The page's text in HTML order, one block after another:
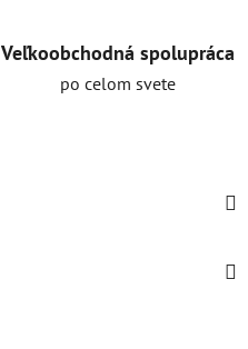
Veľkoobchodná spolupráca
po celom svete